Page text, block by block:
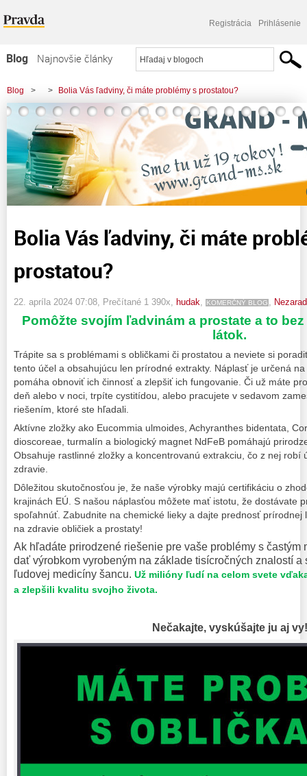
Registrácia Prihlásenie
Blog
Najnovšie články
Najčítanejšie články
Najkomentovanejšie články
Zoznam blogov
Komerčné blogy
Blog > > Bolia Vás ľadviny, či máte problémy s prostatou?
Bolia Vás ľadviny, či máte
prostatou?
22. apríla 2024 07:08 , Prečítané 1 390x, hudak KOMERČNÝ BLOG
Pomôžte svojím ľadvinám a prostate a to
látok.
Trápite sa s problémami s obličkami či prostatou a neviete si
tento účel a obsahujúcu len prírodné extrakty. Náplasť je určená
pomáha obnoviť ich činnosť a zlepšiť ich fungovanie. Či už máte
deň alebo v noci, trpíte cystitídou, alebo pracujete v sedavom
riešením, ktoré ste hľadali.
Aktívne zložky ako Eucommia ulmoides, Achyranthes bidentata,
dioscoreae, turmalín a biologický magnet NdFeB pomáhajú
Obsahuje rastlinné zložky a koncentrovanú extrakciu, čo z nej robí
zdravie.
Dôležitou skutočnosťou je, že naše výrobky majú certifikáciu o
krajinách EÚ. S našou náplasťou môžete mať istotu, že dostávate
spoľahnúť. Zabudnite na chemické lieky a dajte prednosť prírodnej
na zdravie obličiek a prostaty!
Ak hľadáte prirodzené riešenie pre vaše problémy s častým
dať výrobkom vyrobeným na základe tisícročných znalostí a
ľudovej medicíny šancu. Už milióny ľudí na celom svete
a zlepšili kvalitu svojho života.
Nečakajte, vyskúšajte ju aj vy!